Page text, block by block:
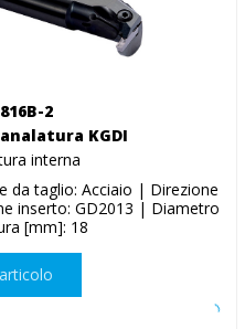
2
KGDI
interna
da taglio: Acciaio | Direzione
inserto: GD2013 | Diametro
[mm]: 18